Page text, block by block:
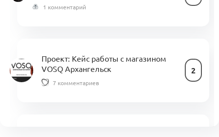
1 комментарий
Проект: Кейс работы с магазином
VOSQ Архангельск
2
7 комментариев